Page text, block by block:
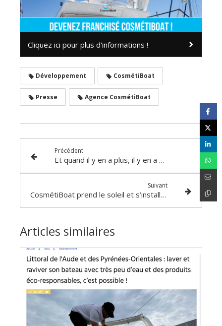
Cliquez ici pour plus d'informations !
Développement CosmétiBoat
Presse Agence CosmétiBoat
Précédent
Et quand il y en a plus, il y en a encore : nouvelle agence au Bassin d’Arcachon !
Suivant
CosmétiBoat prend le soleil et s’installe à St-Tropez !
Articles similaires